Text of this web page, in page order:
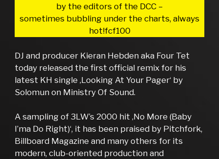
by the editors of the DCC –
sometimes bubbling under the charts, always
hot!fcf100
DJ and producer Kieran Hebden aka Four Tet
today released the first official remix for his
latest KH single ‚Looking At Your Pager‘ by
Solomun on Ministry Of Sound.
A sampling of 3LW’s 2000 hit ‚No More (Baby
I’ma Do Right)‘, it has been praised by Pitchfork,
Billboard Magazine and many others for its
modern, club-oriented production and